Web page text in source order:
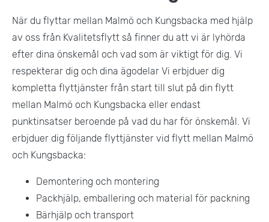
När du flyttar mellan Malmö och Kungsbacka med hjälp
av oss från Kvalitetsflytt så finner du att vi är lyhörda
efter dina önskemål och vad som är viktigt för dig. Vi
respekterar dig och dina ägodelar Vi erbjduer dig
kompletta flyttjänster från start till slut på din flytt
mellan Malmö och Kungsbacka eller endast
punktinsatser beroende på vad du har för önskemål. Vi
erbjduer dig följande flyttjänster vid flytt mellan Malmö
och Kungsbacka:
Demontering och montering
Packhjälp, emballering och material för packning
Bärhjälp och transport